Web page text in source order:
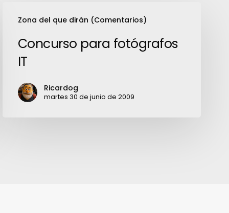
Zona del que dirán (Comentarios)
para
fotógrafos
Concurso para fotógrafos
IT
Ricardog
martes 30 de junio de 2009